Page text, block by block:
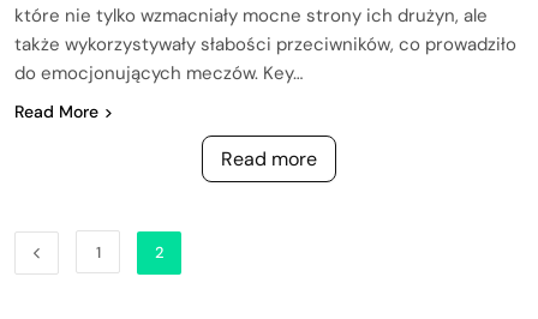
które nie tylko wzmacniały mocne strony ich drużyn, ale
także wykorzystywały słabości przeciwników, co prowadziło
do emocjonujących meczów. Key…
Read More
Read more
1 2